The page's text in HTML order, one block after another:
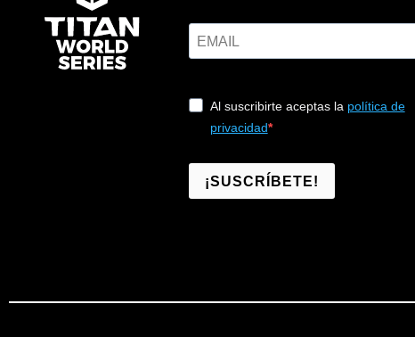
Al suscribirte aceptas la política de
privacidad
¡SUSCRÍBETE!